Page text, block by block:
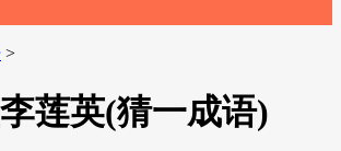
>
莲英(猜一成语)